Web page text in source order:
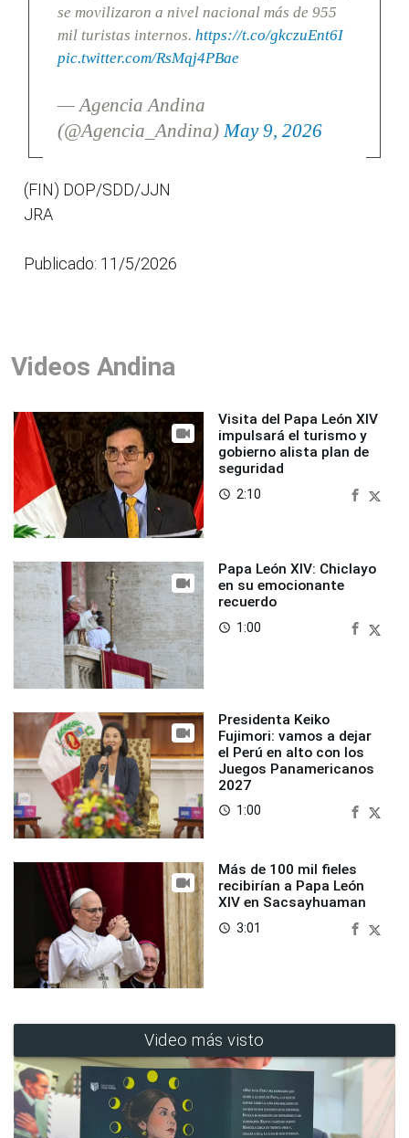
se movilizaron a nivel nacional más de 955
mil turistas internos. https://t.co/gkczuEnt6I
pic.twitter.com/RsMqj4PBae
— Agencia Andina
(@Agencia_Andina)May 9, 2026
(FIN) DOP/SDD/JJN
JRA
Publicado: 11/5/2026
Videos Andina
Visita del Papa León XIV
impulsará el turismo y
gobierno alista plan de
seguridad
access_time 2:10
Papa León XIV: Chiclayo
en su emocionante
recuerdo
access_time 1:00
Presidenta Keiko
Fujimori: vamos a dejar
el Perú en alto con los
Juegos Panamericanos
2027
access_time 1:00
Más de 100 mil fieles
recibirían a Papa León
XIV en Sacsayhuaman
access_time 3:01
Video más visto